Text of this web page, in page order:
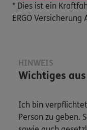
* Dies ist ein
ERGO Versicherung
HINWEIS
Wichtiges
Ich bin
Person zu geben.